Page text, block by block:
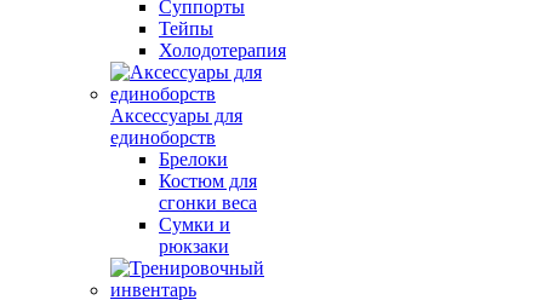
Суппорты
Тейпы
Холодотерапия
Аксессуары для
единоборств
Брелоки
Костюм для
сгонки веса
Сумки и
рюкзаки